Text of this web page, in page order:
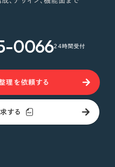
006624時間受付
理を依頼する
する